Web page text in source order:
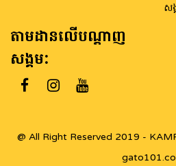
ស
តាមដានលើបណ្តាញ
សង្គម:
@ All Right Reserved 2019 -